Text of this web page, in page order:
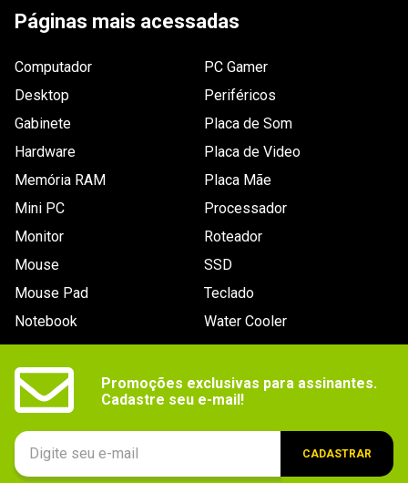
Páginas mais acessadas
Computador
Desktop
Gabinete
Hardware
Memória RAM
Mini PC
Monitor
Mouse
Mouse Pad
Notebook
PC Gamer
Periféricos
Placa de Som
Placa de Video
Placa Mãe
Processador
Roteador
SSD
Teclado
Water Cooler
Promoções exclusivas para assinantes.
Cadastre seu e-mail!
CADASTRAR